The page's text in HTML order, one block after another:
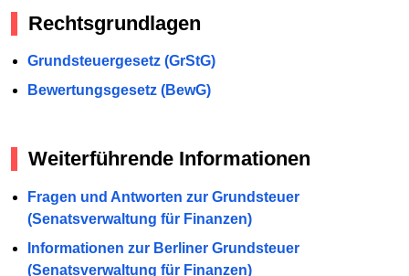
Rechtsgrundlagen
Grundsteuergesetz (GrStG)
Bewertungsgesetz (BewG)
Weiterführende Informationen
Fragen und Antworten zur Grundsteuer
(Senatsverwaltung für Finanzen)
Informationen zur Berliner Grundsteuer
(Senatsverwaltung für Finanzen)